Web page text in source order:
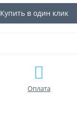
Купить в один клик
Оплата